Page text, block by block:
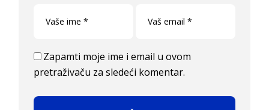
Zapamti moje ime i email u ovom
pretraživaču za sledeći komentar.